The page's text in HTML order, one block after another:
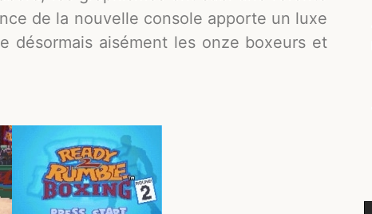
de la nouvelle console apporte un luxe
désormais aisément les onze boxeurs et